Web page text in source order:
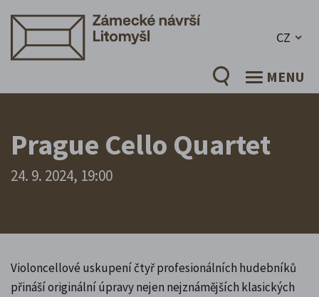
CZ
MENU
Prague Cello Quartet
24. 9. 2024, 19:00
Violoncellové uskupení čtyř profesionálních hudebníků
přináší originální úpravy nejen nejznámějších klasických